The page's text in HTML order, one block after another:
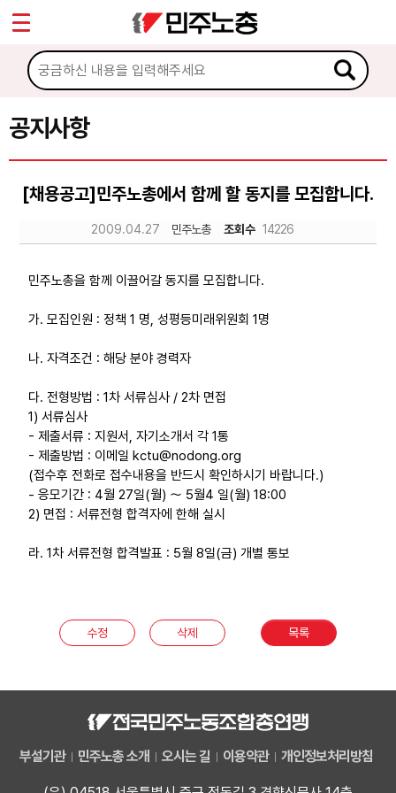
공지사항
[채용공고]민주노총에서 함께 할 동지를 모집합니다.
2009.04.27 민주노총 조회수 14226
민주노총을 함께 이끌어갈 동지를 모집합니다.
가. 모집인원 : 정책 1 명, 성평등미래위원회 1명
나. 자격조건 : 해당 분야 경력자
다. 전형방법 : 1차 서류심사 / 2차 면접
1) 서류심사
- 제출서류 : 지원서, 자기소개서 각 1통
- 제출방법 : 이메일 kctu@nodong.org
(접수후 전화로 접수내용을 반드시 확인하시기 바랍니다.)
- 응모기간 : 4월 27일(월) ～ 5월4 일(월) 18:00
2) 면접 : 서류전형 합격자에 한해 실시
라. 1차 서류전형 합격발표 : 5월 8일(금) 개별 통보
수정 삭제 목록
부설기관 민주노총 소개 오시는 길 이용약관 개인정보처리방침
마이페이지
소개
소식
공지사항
성명·보도
노동상담
업무
Sketchbook5, 스케치북5
Sketchbook5, 스케치북5